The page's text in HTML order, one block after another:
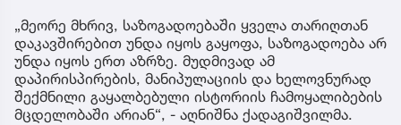
„მეორე მხრივ, საზოგადოებაში ყველა თარიღთან
დაკავშირებით უნდა იყოს გაყოფა, საზოგადოება არ
უნდა იყოს ერთ აზრზე. მუდმივად ამ
დაპირისპირების, მანიპულაციის და ხელოვნურად
შექმნილი გაყალბებული ისტორიის ჩამოყალიბების
მცდელობაში არიან“, - აღნიშნა ქადაგიშვილმა.